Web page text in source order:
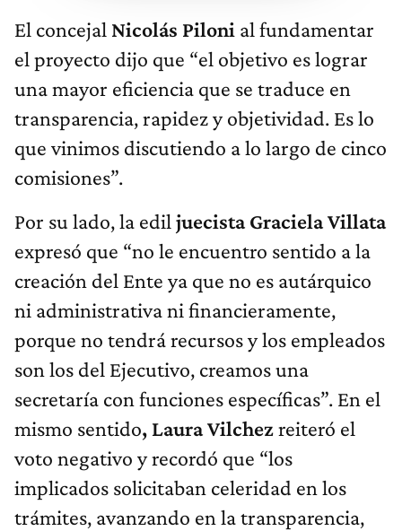
El concejal Nicolás Piloni al fundamentar
el proyecto dijo que “el objetivo es lograr
una mayor eficiencia que se traduce en
transparencia, rapidez y objetividad. Es lo
que vinimos discutiendo a lo largo de cinco
comisiones”.
Por su lado, la edil juecista Graciela Villata
expresó que “no le encuentro sentido a la
creación del Ente ya que no es autárquico
ni administrativa ni financieramente,
porque no tendrá recursos y los empleados
son los del Ejecutivo, creamos una
secretaría con funciones específicas”. En el
mismo sentido, Laura Vilchezreiteró el
voto negativo y recordó que “los
implicados solicitaban celeridad en los
trámites, avanzando en la transparencia,